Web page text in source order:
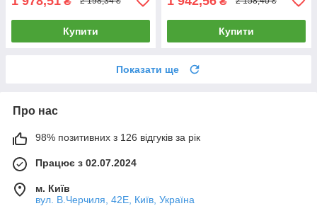
Купити Купити
Показати ще
Про нас
98% позитивних з 126 відгуків за рік
Працює з 02.07.2024
м. Київ
вул. В.Черчиля, 42Е, Київ, Україна